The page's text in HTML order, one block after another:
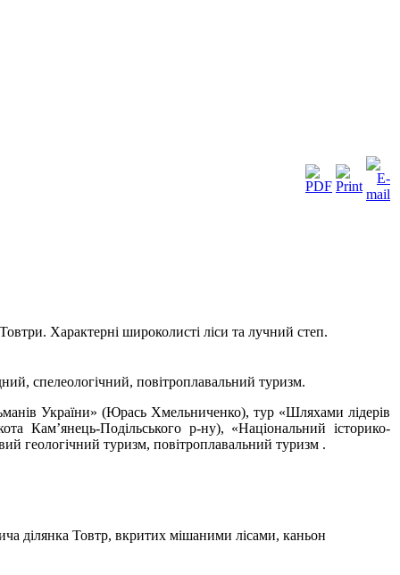
Характерні широколисті ліси та лучний степ.
спелеологічний, повітроплавальний туризм.
України» (Юрась Хмельниченко), тур «Шляхами лідерів
Кам’янець-Подільського р-ну), «Національний історико-
геологічний туризм, повітроплавальний туризм .
ділянка Товтр, вкритих мішаними лісами, каньон